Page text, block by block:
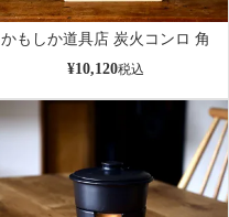
かもしか道具店 炭火コンロ 角
¥10,120税込